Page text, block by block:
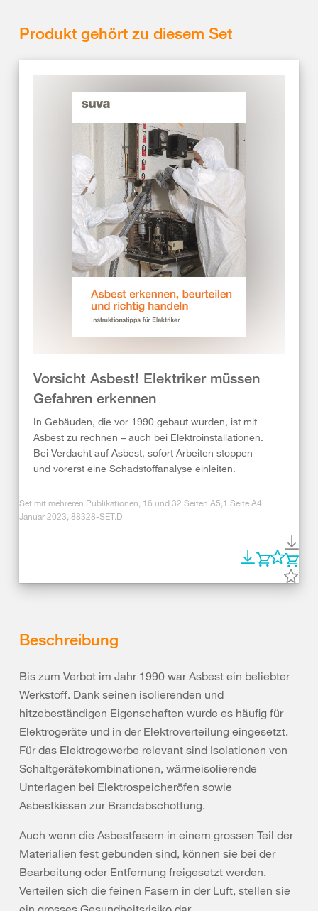
Produkt gehört zu diesem Set
Vorsicht Asbest! Elektriker müssen
Gefahren erkennen
In Gebäuden, die vor 1990 gebaut wurden, ist mit
Asbest zu rechnen – auch bei Elektroinstallationen.
Bei Verdacht auf Asbest, sofort Arbeiten stoppen
und vorerst eine Schadstoffanalyse einleiten.
Set mit mehreren Publikationen, 16 und 32 Seiten A5,1 Seite A4
Januar 2023, 88328-SET.D
Beschreibung
Bis zum Verbot im Jahr 1990 war Asbest ein beliebter
Werkstoff. Dank seinen isolierenden und
hitzebeständigen Eigenschaften wurde es häufig für
Elektrogeräte und in der Elektroverteilung eingesetzt.
Für das Elektrogewerbe relevant sind Isolationen von
Schaltgerätekombinationen, wärmeisolierende
Unterlagen bei Elektrospeicheröfen sowie
Asbestkissen zur Brandabschottung.
Auch wenn die Asbestfasern in einem grossen Teil der
Materialien fest gebunden sind, können sie bei der
Bearbeitung oder Entfernung freigesetzt werden.
Verteilen sich die feinen Fasern in der Luft, stellen sie